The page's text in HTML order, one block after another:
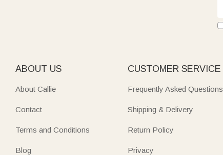
ABOUT US
About Callie
Contact
Terms and Conditions
Blog
CUSTOMER SERVICE
Frequently Asked Questions
Shipping & Delivery
Return Policy
Privacy